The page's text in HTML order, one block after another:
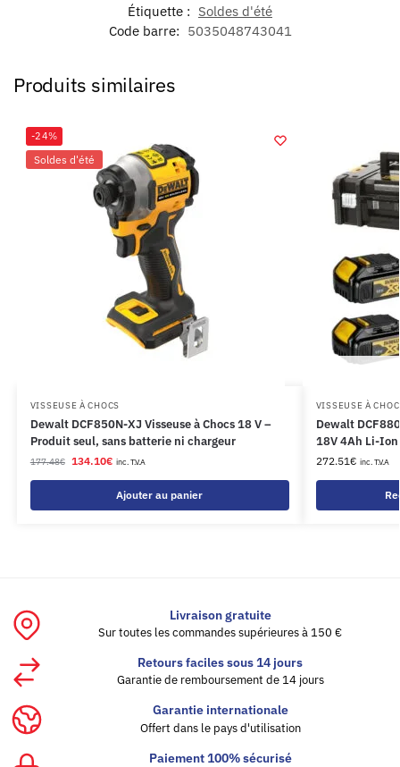
Étiquette : Soldes d'été
Code barre: 5035048743041
Produits similaires
-24%
Soldes d'été
VISSEUSE À CHOCS
Dewalt DCF850N-XJ Visseuse à Chocs 18 V –
Produit seul, sans batterie ni chargeur
177.48€ 134.10€ inc. T.V.A
Ajouter au panier
VISSEUSE À
Dewalt
18V 4Ah Li-
272.51€ inc. T.V.A
Livraison gratuite
Sur toutes les commandes supérieures à 150 €
Retours faciles sous 14 jours
Garantie de remboursement de 14 jours
Garantie internationale
Offert dans le pays d'utilisation
Paiement 100% sécurisé